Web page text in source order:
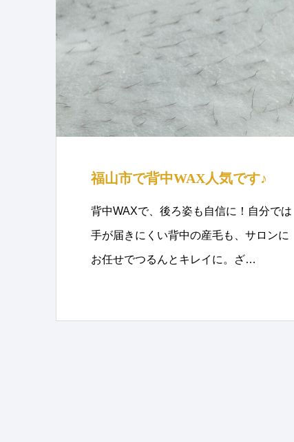
福山市で背中WAX人気です♪
背中WAXで、後ろ姿も自信に！自分では
手が届きにくい背中の産毛も、サロンに
お任せでつるんとキレイに。ざ…